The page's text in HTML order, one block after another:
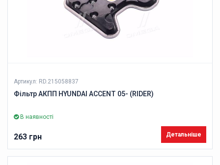
Артикул: RD.215058837
Фільтр АКПП HYUNDAI ACCENT 05- (RIDER)
В наявності
263 грн Детальніше